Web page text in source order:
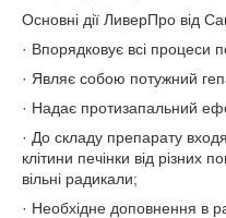
Основні дії ЛиверПро від
· Впорядковує всі процеси
· Являє собою потужний
· Надає протизапальний
· До складу препарату
клітини печінки від різних
вільні радикали;
· Необхідне доповнення в